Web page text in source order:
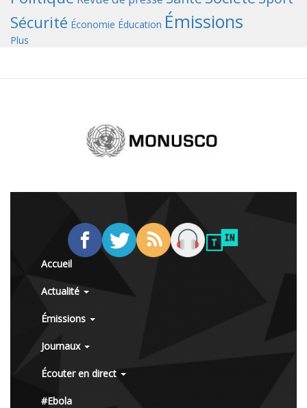
Sécurité Économie Éducation Émissions
Plus
Accueil
Actualité
Émissions
Journaux
Écouter en direct
#Ebola